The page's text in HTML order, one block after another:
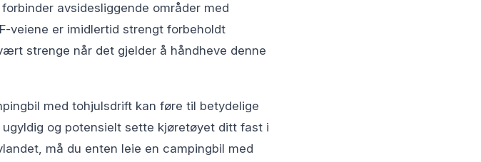
avsidesliggende områder med
veiene er imidlertid strengt forbeholdt
strenge når det gjelder å håndheve denne
med tohjulsdrift kan føre til betydelige
og potensielt sette kjøretøyet ditt fast i
må du enten leie en campingbil med